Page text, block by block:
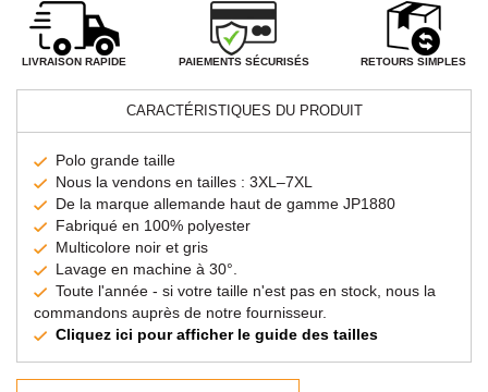
LIVRAISON RAPIDE PAIEMENTS SÉCURISÉS RETOURS SIMPLES
CARACTÉRISTIQUES DU PRODUIT
Polo grande taille
Nous la vendons en tailles : 3XL–7XL
De la marque allemande haut de gamme JP1880
Fabriqué en 100% polyester
Multicolore noir et gris
Lavage en machine à 30°.
Toute l'année - si votre taille n'est pas en stock, nous la
commandons auprès de notre fournisseur.
Cliquez ici pour afficher le guide des tailles